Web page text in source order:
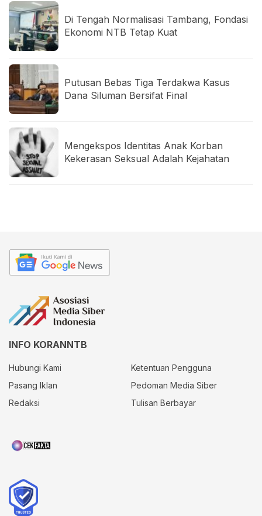
Di Tengah Normalisasi Tambang, Fondasi
Ekonomi NTB Tetap Kuat
Putusan Bebas Tiga Terdakwa Kasus
Dana Siluman Bersifat Final
Mengekspos Identitas Anak Korban
Kekerasan Seksual Adalah Kejahatan
INFO KORANNTB
Hubungi Kami
Ketentuan Pengguna
Pasang Iklan
Pedoman Media Siber
Redaksi
Tulisan Berbayar